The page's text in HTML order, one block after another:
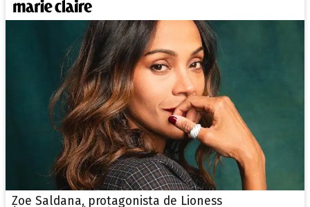
Zoe Saldana, protagonista de Lioness